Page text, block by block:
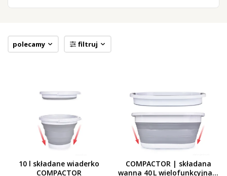
wielofunkcyjna | miska, skrzynka i
131,89 zł
WIRÓWKA | Mop obrotowy z wiadrem,
polecamy filtruj
10 l składane wiaderko
COMPACTOR
COMPACTOR | składana
wanna 40 L wielofunkcyjna |